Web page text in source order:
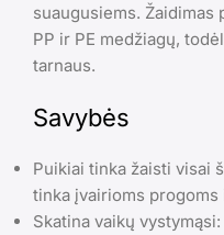
suaugusiems. Žaidimas
PP ir PE medžiagų,
tarnaus.
Savybės
Puikiai tinka žaisti visai
tinka įvairioms progoms
Skatina vaikų